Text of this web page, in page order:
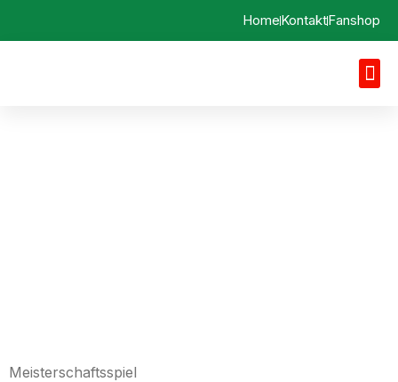
HomeKontaktFanshop
Meisterschaftsspiel